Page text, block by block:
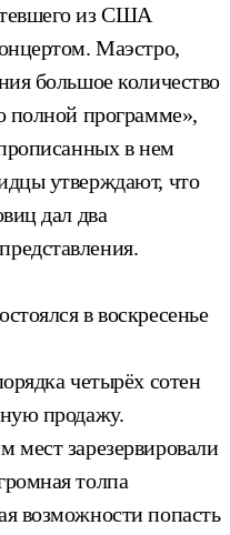
из США
Маэстро,
большое количество
полной программе»,
в нем
утверждают, что
дал два
в воскресенье
четырёх сотен
продажу.
мест зарезервировали
толпа
возможности попасть